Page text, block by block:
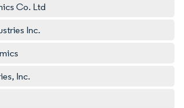
Co. Ltd
Inc.
Inc.